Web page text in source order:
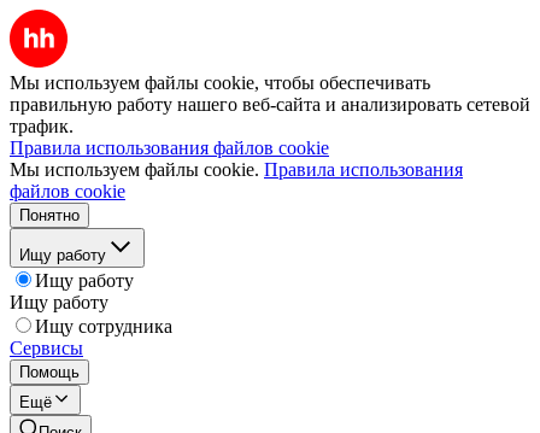
Мы используем файлы cookie, чтобы обеспечивать
правильную работу нашего веб-сайта и анализировать сетевой
трафик.
Правила использования файлов cookie
Мы используем файлы cookie. Правила использования
файлов cookie
Понятно
Ищу работу
Ищу работу
Ищу работу
Ищу сотрудника
Сервисы
Помощь
Ещё